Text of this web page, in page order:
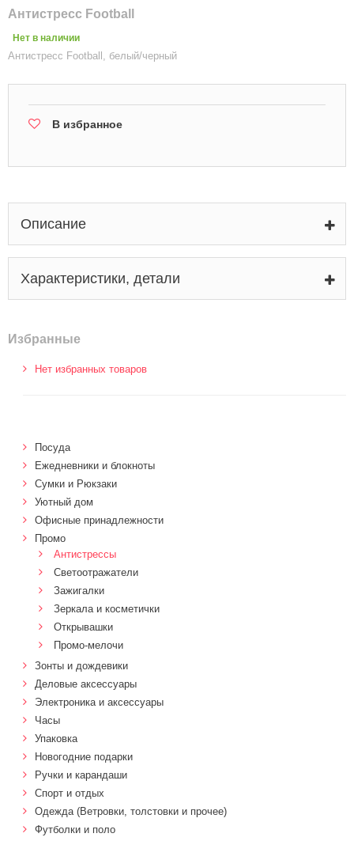
Антистресс Football
Нет в наличии
Антистресс Football, белый/черный
В избранное
Описание
Характеристики, детали
Избранные
Нет избранных товаров
Посуда
Ежедневники и блокноты
Сумки и Рюкзаки
Уютный дом
Офисные принадлежности
Промо
Антистрессы
Светоотражатели
Зажигалки
Зеркала и косметички
Открывашки
Промо-мелочи
Зонты и дождевики
Деловые аксессуары
Электроника и аксессуары
Часы
Упаковка
Новогодние подарки
Ручки и карандаши
Спорт и отдых
Одежда (Ветровки, толстовки и прочее)
Футболки и поло